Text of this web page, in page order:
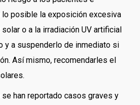
lo posible la exposición excesiva
o a la irradiación UV artificial
y a suspenderlo de inmediato si
Así mismo, recomendarles el
han reportado casos graves y